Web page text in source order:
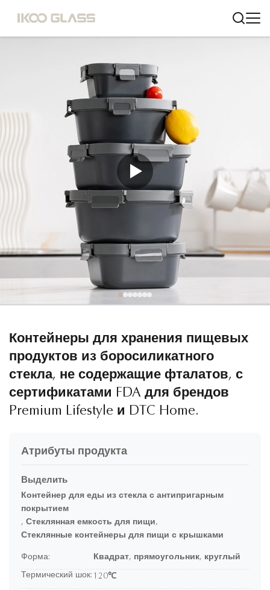
Контейнеры для хранения пищевых
продуктов из боросиликатного
стекла, не содержащие фталатов, с
сертификатами FDA для брендов
Premium Lifestyle и DTC Home.
Атрибуты продукта
Выделить
Контейнер для еды из стекла с антипригарным
покрытием
, Стеклянная емкость для пищи,
Стеклянные контейнеры для пищи с крышками
Форма: Квадрат, прямоугольник, круглый
Термический шок: 120℃